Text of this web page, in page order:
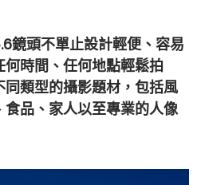
鏡頭不單止設計輕便、容易
時間、任何地點輕鬆拍
類型的攝影題材，包括風
品、家人以至專業的人像